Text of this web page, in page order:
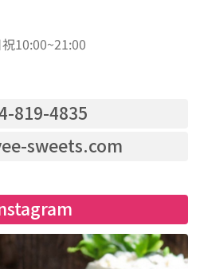
10:00~21:00
819-4835
sweets.com